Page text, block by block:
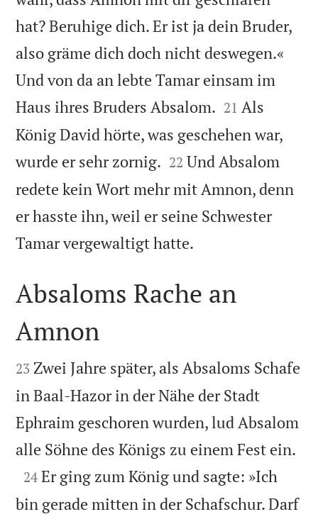
hat? Beruhige dich. Er ist ja dein Bruder,
also gräme dich doch nicht deswegen.«
Und von da an lebte Tamar einsam im
Haus ihres Bruders Absalom. 

21 Als
König David hörte, was geschehen war,
wurde er sehr zornig. 

22 Und Absalom
redete kein Wort mehr mit Amnon, denn
er hasste ihn, weil er seine Schwester
Tamar vergewaltigt hatte.

Absaloms Rache an
Amnon

23 Zwei Jahre später, als Absaloms Schafe
in Baal-Hazor in der Nähe der Stadt
Ephraim geschoren wurden, lud Absalom
alle Söhne des Königs zu einem Fest ein.

24 Er ging zum König und sagte: »Ich
bin gerade mitten in der Schafschur. Darf